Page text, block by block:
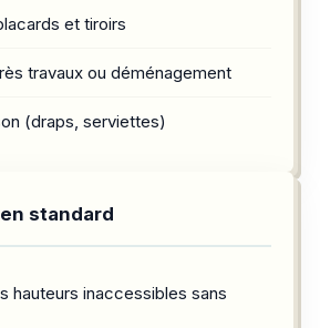
et tiroirs
travaux ou déménagement
(draps, serviettes)
standard
hauteurs inaccessibles sans